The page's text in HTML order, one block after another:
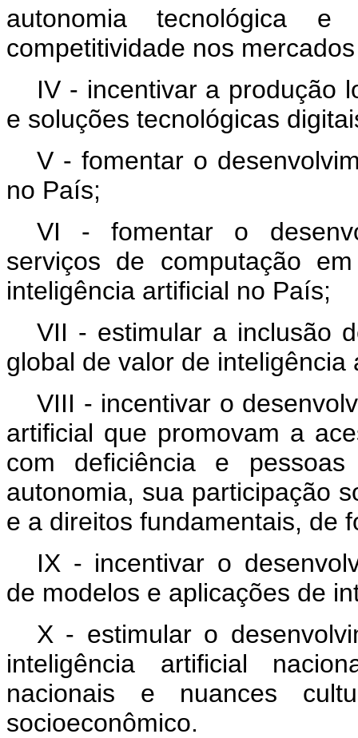
autonomia tecnológica
competitividade nos
IV - incentivar a produção
e soluções tecnológicas
V - fomentar o
no País;
VI - fomentar o
serviços de computação
inteligência artificial no País;
VII - estimular a inclusão
global de valor de inteligência
VIII - incentivar o
artificial que promovam a
com deficiência e
autonomia, sua participação
e a direitos fundamentais, de
IX - incentivar o
de modelos e aplicações de
X - estimular o
inteligência artificial
nacionais e nuances
socioeconômico.